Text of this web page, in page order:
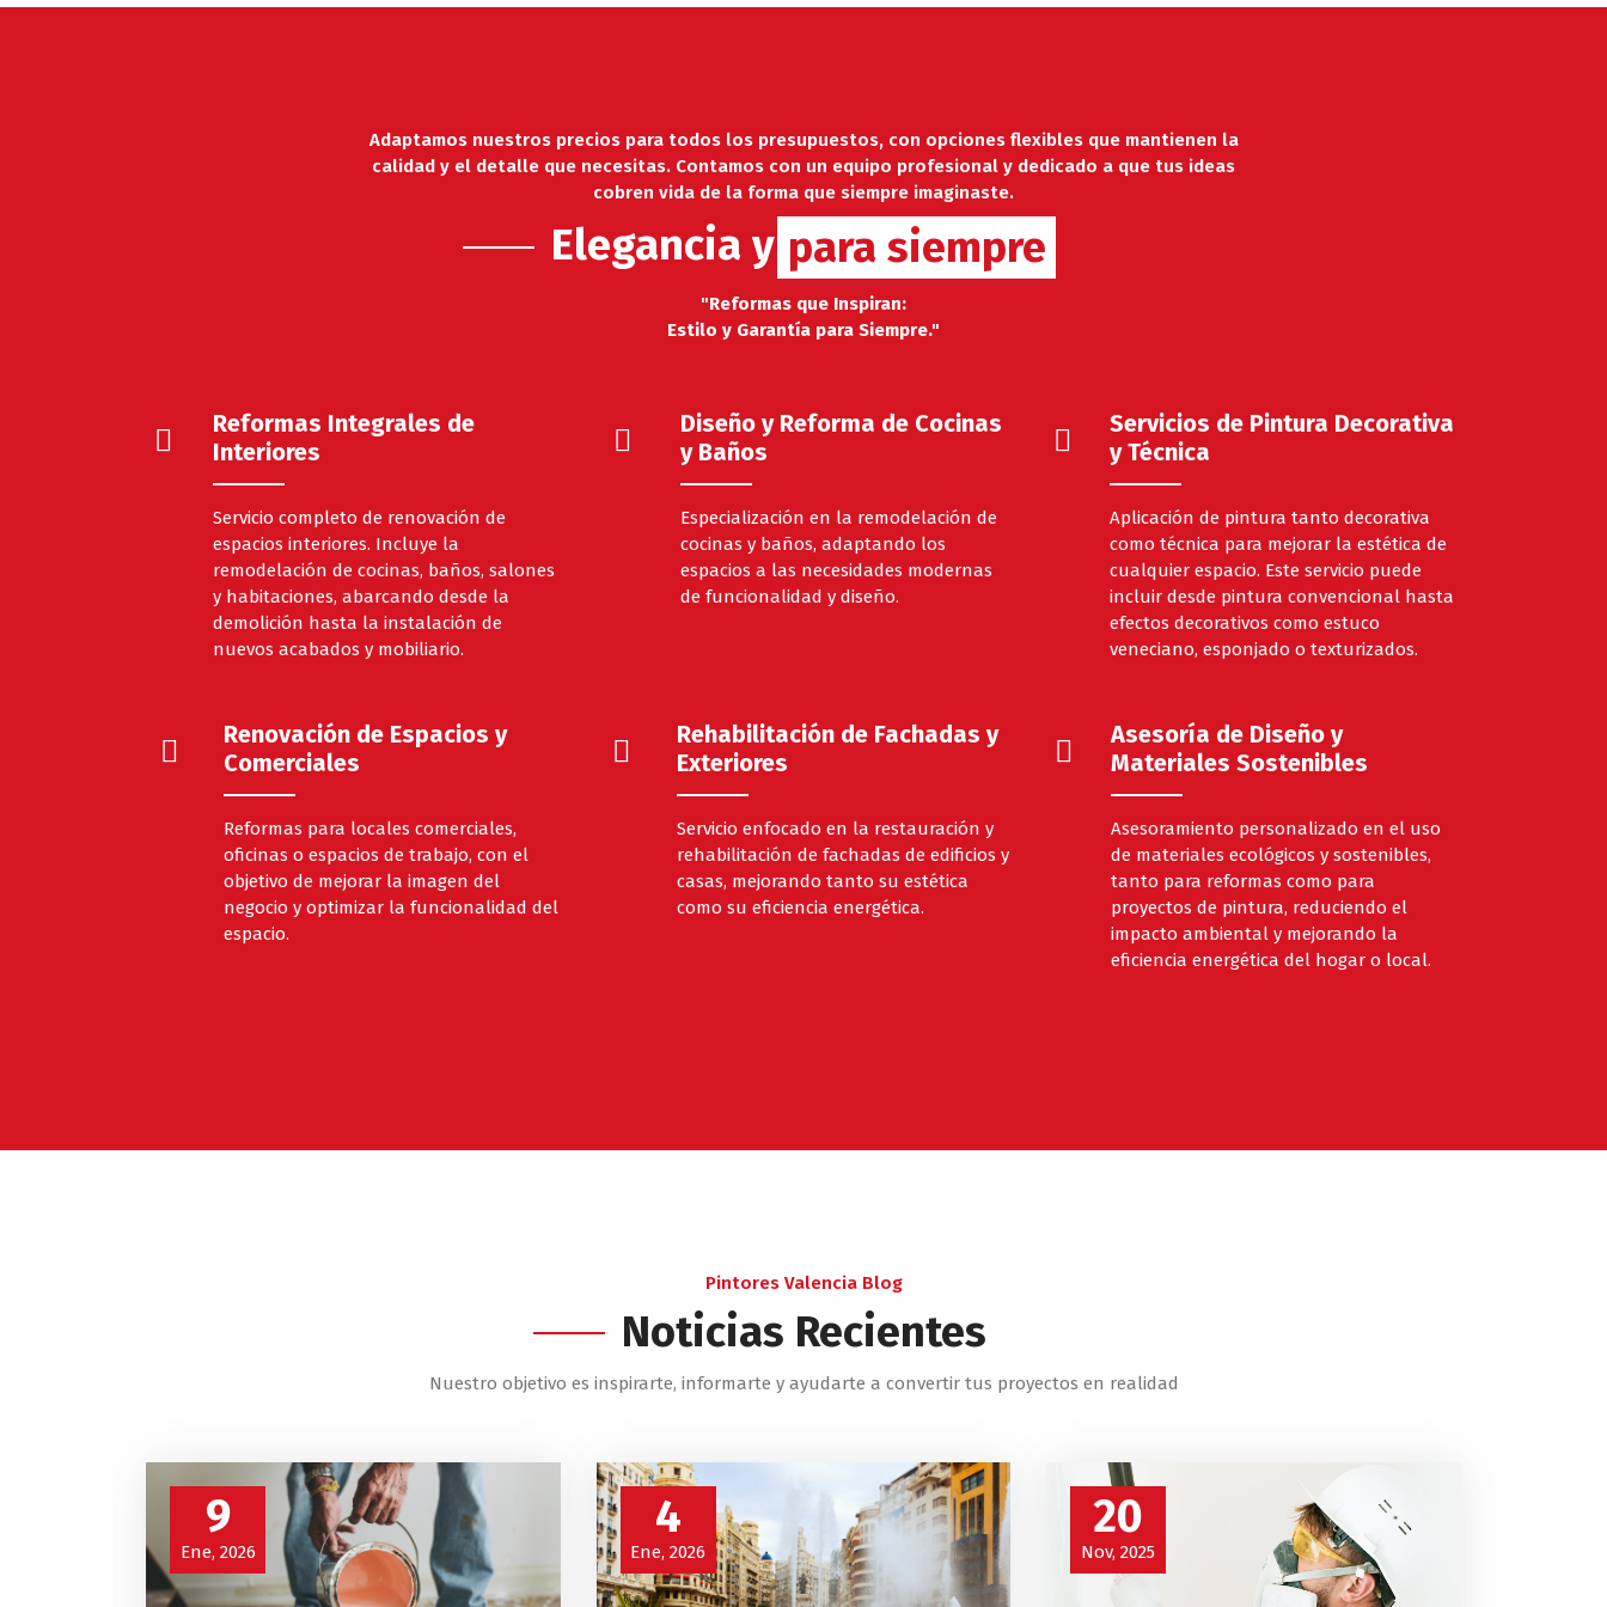
Adaptamos nuestros precios para todos los presupuestos, con opciones flexibles que mantienen la
calidad y el detalle que necesitas. Contamos con un equipo profesional y dedicado a que tus ideas
cobren vida de la forma que siempre imaginaste.
Elegancia y Garantía
para siempre
"Reformas que Inspiran:
Estilo y Garantía para Siempre."
Reformas Integrales de
Interiores
Servicio completo de renovación de
espacios interiores. Incluye la
remodelación de cocinas, baños, salones
y habitaciones, abarcando desde la
demolición hasta la instalación de
nuevos acabados y mobiliario.
Diseño y Reforma de Cocinas
y Baños
Especialización en la remodelación de
cocinas y baños, adaptando los
espacios a las necesidades modernas
de funcionalidad y diseño.
Servicios de Pintura Decorativa
y Técnica
Aplicación de pintura tanto decorativa
como técnica para mejorar la estética de
cualquier espacio. Este servicio puede
incluir desde pintura convencional hasta
efectos decorativos como estuco
veneciano, esponjado o texturizados.
Renovación de Espacios y
Comerciales
Reformas para locales comerciales,
oficinas o espacios de trabajo, con el
objetivo de mejorar la imagen del
negocio y optimizar la funcionalidad del
espacio.
Rehabilitación de Fachadas y
Exteriores
Servicio enfocado en la restauración y
rehabilitación de fachadas de edificios y
casas, mejorando tanto su estética
como su eficiencia energética.
Asesoría de Diseño y
Materiales Sostenibles
Asesoramiento personalizado en el uso
de materiales ecológicos y sostenibles,
tanto para reformas como para
proyectos de pintura, reduciendo el
impacto ambiental y mejorando la
eficiencia energética del hogar o local.
Pintores Valencia Blog
Noticias Recientes
Nuestro objetivo es inspirarte, informarte y ayudarte a convertir tus proyectos en realidad
9
Ene, 2026
4
Ene, 2026
20
Nov, 2025